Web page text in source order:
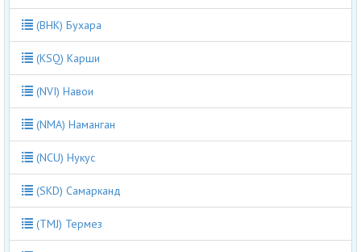
(BHK) Бухара
(KSQ) Карши
(NVI) Навои
(NMA) Наманган
(NCU) Нукус
(SKD) Самарканд
(TMJ) Термез